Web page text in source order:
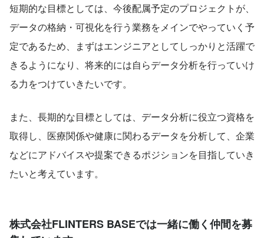
短期的な目標としては、今後配属予定のプロジェクトが、
データの格納・可視化を行う業務をメインでやっていく予
定であるため、まずはエンジニアとしてしっかりと活躍で
きるようになり、将来的には自らデータ分析を行っていけ
る力をつけていきたいです。
また、長期的な目標としては、データ分析に役立つ資格を
取得し、医療関係や健康に関わるデータを分析して、企業
などにアドバイスや提案できるポジションを目指していき
たいと考えています。
株式会社FLINTERS BASEでは一緒に働く仲間を募